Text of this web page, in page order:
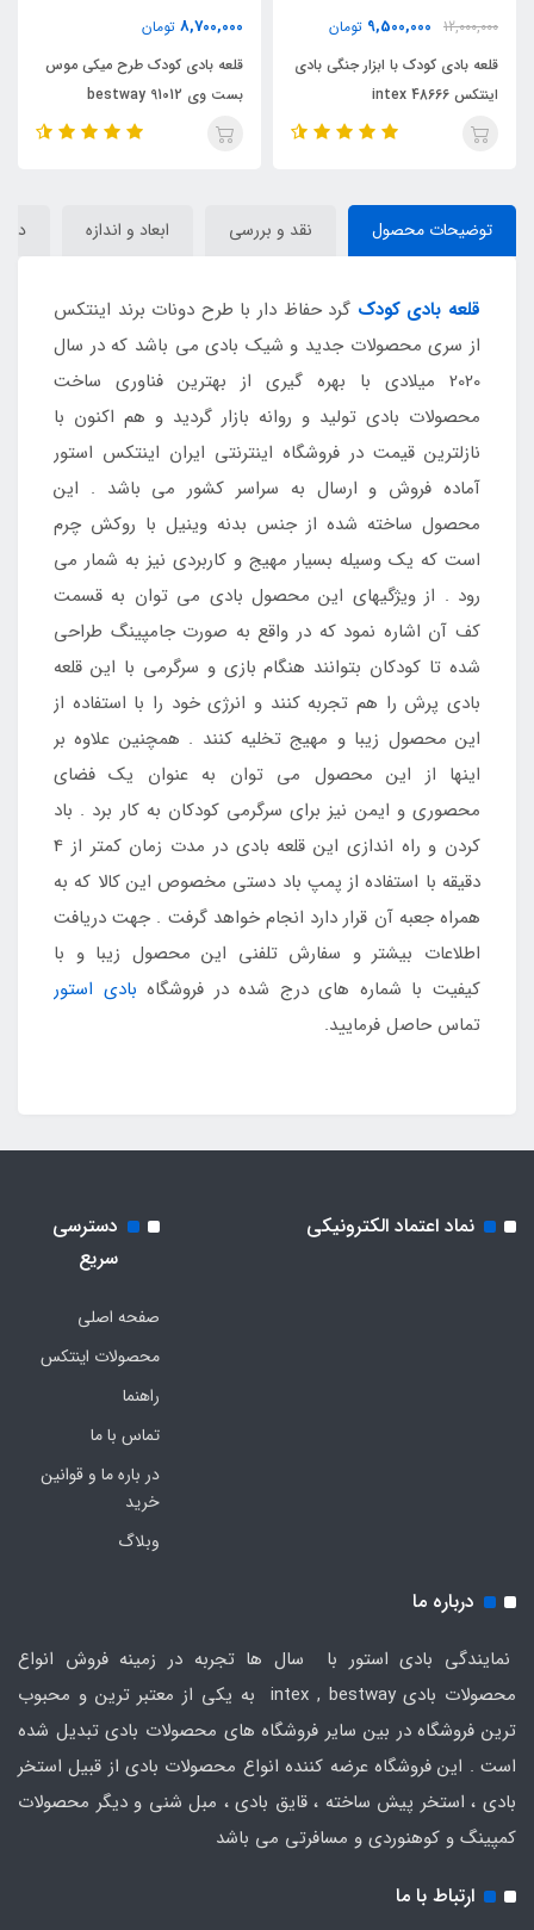
9,500,000 تومان
با ابزار جنگی بادی
8,700,000
تومان
قلعه بادی کودک طرح میکی موس
قلعه و
توضیحات محصول نقد و بررسی ابعاد و اندازه
قلعه بادی کودک گرد حفاظ دار با طرح دونات برند اینتکس
از سری محصولات جدید و شیک بادی می باشد که در سال
2020 میلادی با بهره گیری از بهترین فناوری ساخت
محصولات بادی تولید و روانه بازار گردید و هم اکنون با
نازلترین قیمت در فروشگاه اینترنتی ایران اینتکس استور
آماده فروش و ارسال به سراسر کشور می باشد . این
محصول ساخته شده از جنس بدنه وینیل با روکش چرم
است که یک وسیله بسیار مهیج و کاربردی نیز به شمار می
رود . از ویژگیهای این محصول بادی می توان به قسمت
کف آن اشاره نمود که در واقع به صورت جامپینگ طراحی
شده تا کودکان بتوانند هنگام بازی و سرگرمی با این قلعه
بادی پرش را هم تجربه کنند و انرژی خود را با استفاده از
این محصول زیبا و مهیج تخلیه کنند . همچنین علاوه بر
اینها از این محصول می توان به عنوان یک فضای
محصوری و ایمن نیز برای سرگرمی کودکان به کار برد . باد
کردن و راه اندازی این قلعه بادی در مدت زمان کمتر از 4
دقیقه با استفاده از پمپ باد دستی مخصوص این کالا که به
همراه جعبه آن قرار دارد انجام خواهد گرفت . جهت دریافت
اطلاعات بیشتر و سفارش تلفنی این محصول زیبا و با
کیفیت با شماره های درج شده در فروشگاه بادی استور
تماس حاصل فرمایید.
نماد اعتماد الکترونیکی
دسترسی
سریع
صفحه اصلی
محصولات اینتکس
راهنما
تماس با ما
در باره ما و قوانین
خرید
وبلاگ
درباره ما
نمایندگی بادی استور با سال ها تجربه در زمینه فروش انواع
محصولات بادی intex , bestway به یکی از معتبر ترین و محبوب
ترین فروشگاه در بین سایر فروشگاه های محصولات بادی تبدیل شده
است . این فروشگاه عرضه کننده انواع محصولات بادی از قبیل استخر
بادی ، استخر پیش ساخته ، قایق بادی ، مبل شنی و دیگر محصولات
کمپینگ و کوهنوردی و مسافرتی می باشد
ارتباط با ما